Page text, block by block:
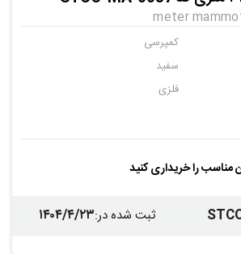
کمپرسی
سفید
فلزی
را خریداری کنید
ثبت شده در:۱۴۰۴/۴/۲۳